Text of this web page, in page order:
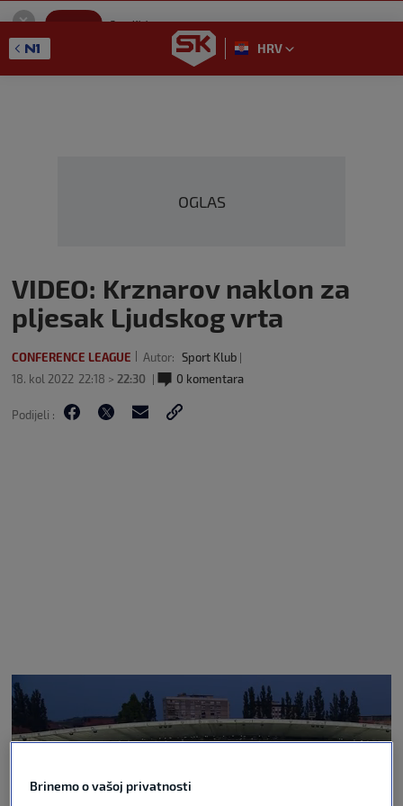
SportKlub
GET - On the Google Play
HRV
OGLAS
VIDEO: Krznarov naklon za
pljesak Ljudskog vrta
CONFERENCE LEAGUE Autor: Sport Klub
18. kol 2022 22:18 > 22:30 0 komentara
Podijeli :
Brinemo o vašoj privatnosti